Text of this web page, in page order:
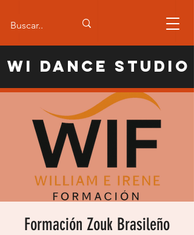
WI Dance Studio
Formación Zouk Brasileño